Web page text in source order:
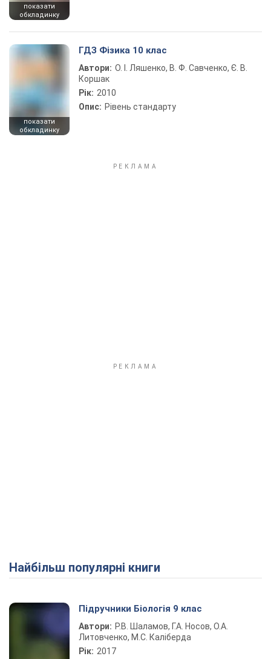
показати
обкладинку
показати
обкладинку
ГДЗ Фізика 10 клас
Автори: О. І. Ляшенко, В. Ф. Савченко, Є. В.
Коршак
Рік: 2010
Опис: Рівень стандарту
Найбільш популярні книги
Підручники Біологія 9 клас
Автори: Р.В. Шаламов, Г.А. Носов, О.А.
Литовченко, М.С. Каліберда
Рік: 2017